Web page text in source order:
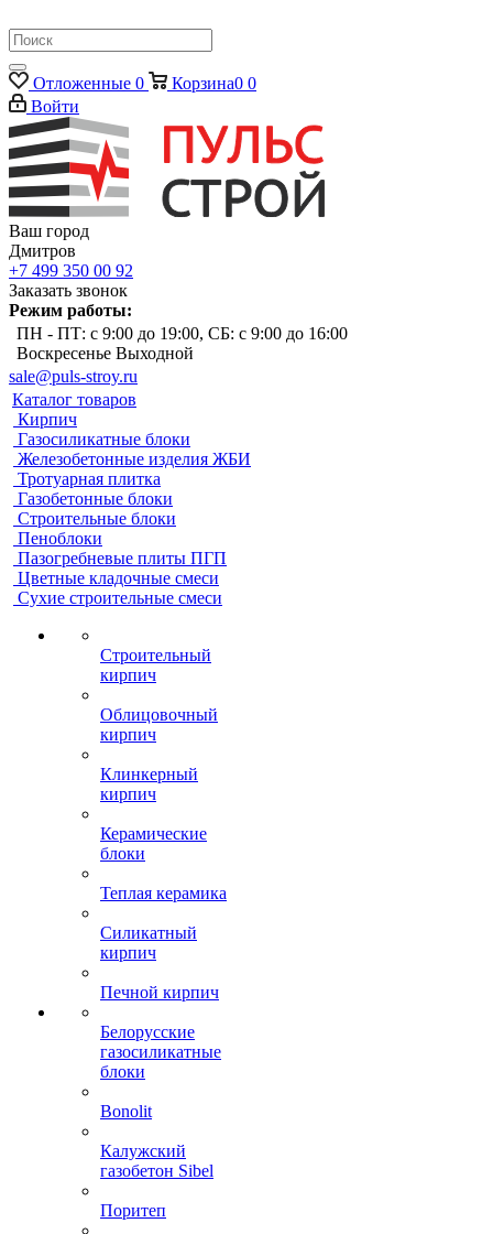
Отложенные 0 Корзина0 0
Войти
Ваш город
Дмитров
+7 499 350 00 92
Заказать звонок
Режим работы:
ПН - ПТ: с 9:00 до 19:00, СБ: с 9:00 до 16:00
Воскресенье Выходной
sale@puls-stroy.ru
Каталог товаров
Кирпич
Газосиликатные блоки
Железобетонные изделия ЖБИ
Тротуарная плитка
Газобетонные блоки
Строительные блоки
Пеноблоки
Пазогребневые плиты ПГП
Цветные кладочные смеси
Сухие строительные смеси
Строительный
кирпич
Облицовочный
кирпич
Клинкерный
кирпич
Керамические
блоки
Теплая керамика
Силикатный
кирпич
Печной кирпич
Белорусские
газосиликатные
блоки
Bonolit
Калужский
газобетон Sibel
Поритеп